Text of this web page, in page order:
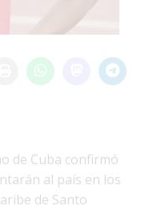
de Cuba confirmó
al país en los
de Santo